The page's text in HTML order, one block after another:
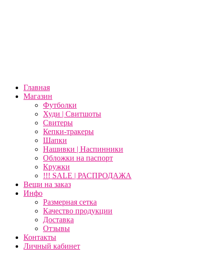
Главная
Магазин
Футболки
Худи | Свитшоты
Свитеры
Кепки-тракеры
Шапки
Нашивки | Наспинники
Обложки на паспорт
Кружки
!!! SALE | РАСПРОДАЖА
Вещи на заказ
Инфо
Размерная сетка
Качество продукции
Доставка
Отзывы
Контакты
Личный кабинет